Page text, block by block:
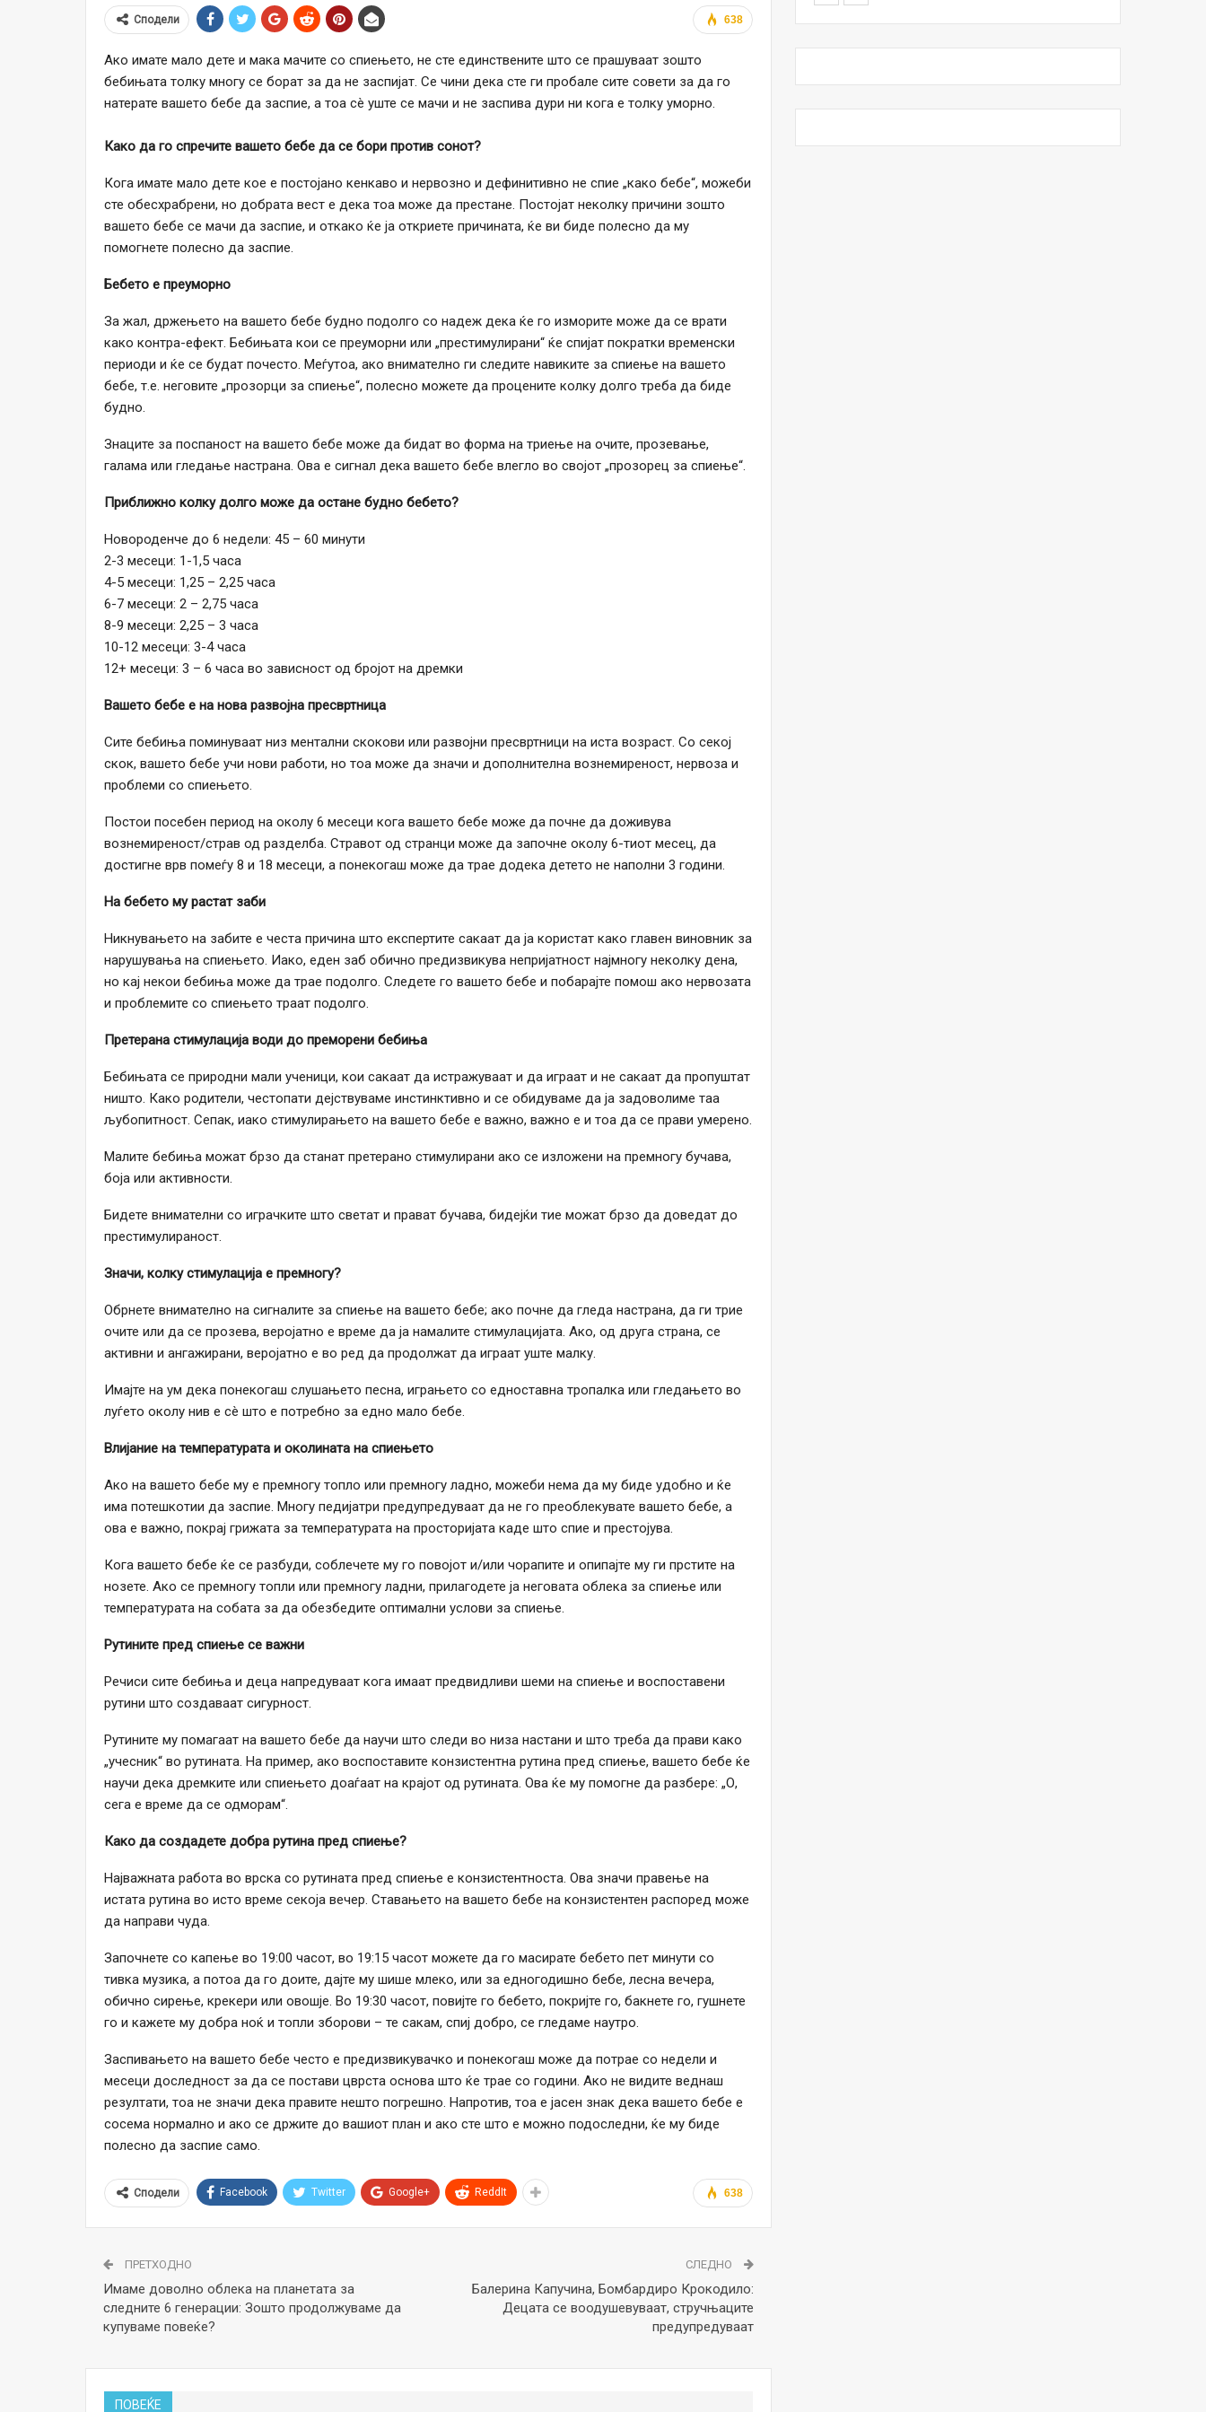
638
Сподели
Ако имате мало дете и мака мачите со спиењето, не сте единствените што се прашуваат зошто
бебињата толку многу се борат за да не заспијат. Се чини дека сте ги пробале сите совети за да го
натерате вашето бебе да заспие, а тоа сè уште се мачи и не заспива дури ни кога е толку уморно.
Како да го спречите вашето бебе да се бори против сонот?
Кога имате мало дете кое е постојано кенкаво и нервозно и дефинитивно не спие „како бебе“, можеби
сте обесхрабрени, но добрата вест е дека тоа може да престане. Постојат неколку причини зошто
вашето бебе се мачи да заспие, и откако ќе ја откриете причината, ќе ви биде полесно да му
помогнете полесно да заспие.
Бебето е преуморно
За жал, држењето на вашето бебе будно подолго со надеж дека ќе го изморите може да се врати
како контра-ефект. Бебињата кои се преуморни или „престимулирани“ ќе спијат пократки временски
периоди и ќе се будат почесто. Меѓутоа, ако внимателно ги следите навиките за спиење на вашето
бебе, т.е. неговите „прозорци за спиење“, полесно можете да процените колку долго треба да биде
будно.
Знаците за поспаност на вашето бебе може да бидат во форма на триење на очите, прозевање,
галама или гледање настрана. Ова е сигнал дека вашето бебе влегло во својот „прозорец за спиење“.
Приближно колку долго може да остане будно бебето?
Новороденче до 6 недели: 45 – 60 минути
2-3 месеци: 1-1,5 часа
4-5 месеци: 1,25 – 2,25 часа
6-7 месеци: 2 – 2,75 часа
8-9 месеци: 2,25 – 3 часа
10-12 месеци: 3-4 часа
12+ месеци: 3 – 6 часа во зависност од бројот на дремки
Вашето бебе е на нова развојна пресвртница
Сите бебиња поминуваат низ ментални скокови или развојни пресвртници на иста возраст. Со секој
скок, вашето бебе учи нови работи, но тоа може да значи и дополнителна вознемиреност, нервоза и
проблеми со спиењето.
Постои посебен период на околу 6 месеци кога вашето бебе може да почне да доживува
вознемиреност/страв од разделба. Стравот од странци може да започне околу 6-тиот месец, да
достигне врв помеѓу 8 и 18 месеци, а понекогаш може да трае додека детето не наполни 3 години.
На бебето му растат заби
Никнувањето на забите е честа причина што експертите сакаат да ја користат како главен виновник за
нарушувања на спиењето. Иако, еден заб обично предизвикува непријатност најмногу неколку дена,
но кај некои бебиња може да трае подолго. Следете го вашето бебе и побарајте помош ако нервозата
и проблемите со спиењето траат подолго.
Претерана стимулација води до преморени бебиња
Бебињата се природни мали ученици, кои сакаат да истражуваат и да играат и не сакаат да пропуштат
ништо. Како родители, честопати дејствуваме инстинктивно и се обидуваме да ја задоволиме таа
љубопитност. Сепак, иако стимулирањето на вашето бебе е важно, важно е и тоа да се прави умерено.
Малите бебиња можат брзо да станат претерано стимулирани ако се изложени на премногу бучава,
боја или активности.
Бидете внимателни со играчките што светат и прават бучава, бидејќи тие можат брзо да доведат до
престимулираност.
Значи, колку стимулација е премногу?
Обрнете внимателно на сигналите за спиење на вашето бебе; ако почне да гледа настрана, да ги трие
очите или да се прозева, веројатно е време да ја намалите стимулацијата. Ако, од друга страна, се
активни и ангажирани, веројатно е во ред да продолжат да играат уште малку.
Имајте на ум дека понекогаш слушањето песна, играњето со едноставна тропалка или гледањето во
луѓето околу нив е сè што е потребно за едно мало бебе.
Влијание на температурата и околината на спиењето
Ако на вашето бебе му е премногу топло или премногу ладно, можеби нема да му биде удобно и ќе
има потешкотии да заспие. Многу педијатри предупредуваат да не го преоблекувате вашето бебе, а
ова е важно, покрај грижата за температурата на просторијата каде што спие и престојува.
Кога вашето бебе ќе се разбуди, соблечете му го повојот и/или чорапите и опипајте му ги прстите на
нозете. Ако се премногу топли или премногу ладни, прилагодете ја неговата облека за спиење или
температурата на собата за да обезбедите оптимални услови за спиење.
Рутините пред спиење се важни
Речиси сите бебиња и деца напредуваат кога имаат предвидливи шеми на спиење и воспоставени
рутини што создаваат сигурност.
Рутините му помагаат на вашето бебе да научи што следи во низа настани и што треба да прави како
„учесник“ во рутината. На пример, ако воспоставите конзистентна рутина пред спиење, вашето бебе ќе
научи дека дремките или спиењето доаѓаат на крајот од рутината. Ова ќе му помогне да разбере: „О,
сега е време да се одморам“.
Како да создадете добра рутина пред спиење?
Најважната работа во врска со рутината пред спиење е конзистентноста. Ова значи правење на
истата рутина во исто време секоја вечер. Ставањето на вашето бебе на конзистентен распоред може
да направи чуда.
Започнете со капење во 19:00 часот, во 19:15 часот можете да го масирате бебето пет минути со
тивка музика, а потоа да го доите, дајте му шише млеко, или за едногодишно бебе, лесна вечера,
обично сирење, крекери или овошје. Во 19:30 часот, повијте го бебето, покријте го, бакнете го, гушнете
го и кажете му добра ноќ и топли зборови – те сакам, спиј добро, се гледаме наутро.
Заспивањето на вашето бебе често е предизвикувачко и понекогаш може да потрае со недели и
месеци доследност за да се постави цврста основа што ќе трае со години. Ако не видите веднаш
резултати, тоа не значи дека правите нешто погрешно. Напротив, тоа е јасен знак дека вашето бебе е
сосема нормално и ако се држите до вашиот план и ако сте што е можно подоследни, ќе му биде
полесно да заспие само.
638
Сподели Facebook Twitter Google+ ReddIt
ПРЕТХОДНО
Имаме доволно облека на планетата за
следните 6 генерации: Зошто продолжуваме да
купуваме повеќе?
СЛЕДНО
Балерина Капучина, Бомбардиро Крокодило:
Децата се воодушевуваат, стручњаците
предупредуваат
ПОВЕЌЕ